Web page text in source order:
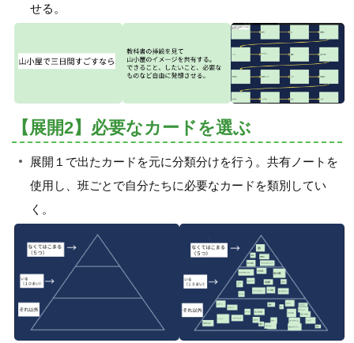
せる。
【展開2】必要なカードを選ぶ
展開１で出たカードを元に分類分けを行う。共有ノートを
使用し、班ごとで自分たちに必要なカードを類別してい
く。